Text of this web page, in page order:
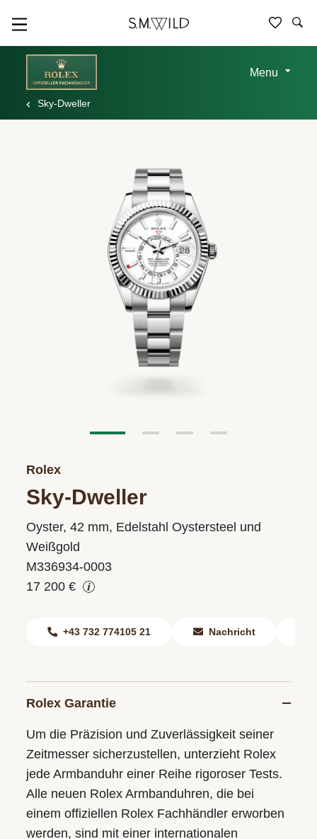
Menu
Sky-Dweller
Rolex
Sky-Dweller
Oyster, 42 mm, Edelstahl Oystersteel und
Weißgold
M336934-0003
17 200 €
+43 732 774105 21 Nachricht
Rolex Garantie
Um die Präzision und Zuverlässigkeit seiner
Zeitmesser sicherzustellen, unterzieht Rolex
jede Armbanduhr einer Reihe rigoroser Tests.
Alle neuen Rolex Armbanduhren, die bei
einem offiziellen Rolex Fachhändler erworben
werden, sind mit einer internationalen